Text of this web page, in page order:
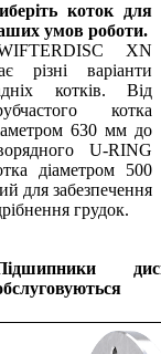
коток для
умов роботи.
XN
різні варіанти
котків. Від
котка
630 мм до
U-RING
діаметром 500
для забезпечення
грудок.